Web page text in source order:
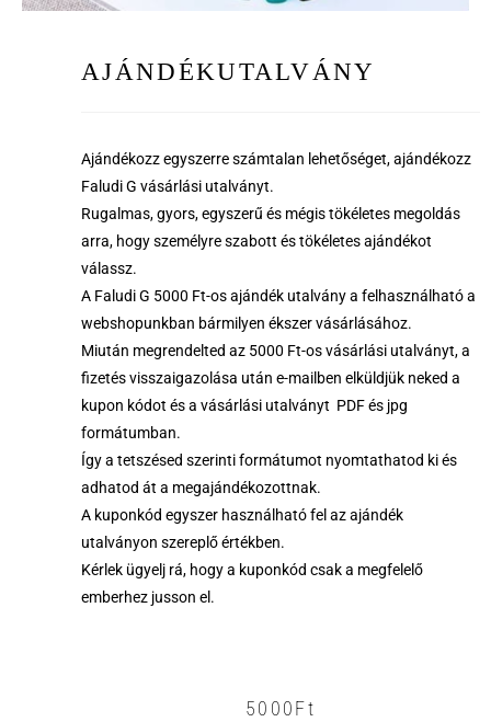
AJÁNDÉKUTALVÁNY
Ajándékozz egyszerre számtalan lehetőséget, ajándékozz
Faludi G vásárlási utalványt.
Rugalmas, gyors, egyszerű és mégis tökéletes megoldás
arra, hogy személyre szabott és tökéletes ajándékot
válassz.
A Faludi G 5000 Ft-os ajándék utalvány a felhasználható a
webshopunkban bármilyen ékszer vásárlásához.
Miután megrendelted az 5000 Ft-os vásárlási utalványt, a
fizetés visszaigazolása után e-mailben elküldjük neked a
kupon kódot és a vásárlási utalványt PDF és jpg
formátumban.
Így a tetszésed szerinti formátumot nyomtathatod ki és
adhatod át a megajándékozottnak.
A kuponkód egyszer használható fel az ajándék
utalványon szereplő értékben.
Kérlek ügyelj rá, hogy a kuponkód csak a megfelelő
emberhez jusson el.
5000Ft